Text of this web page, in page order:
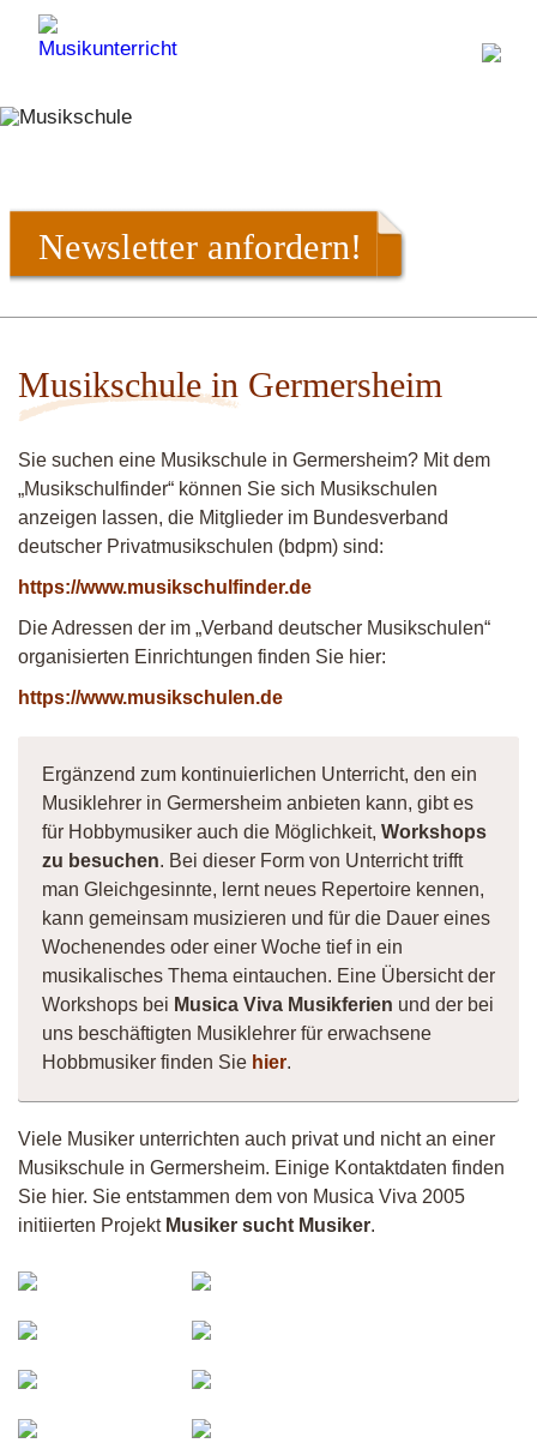
Newsletter anfordern!
Musikschule in Germersheim
Sie suchen eine Musikschule in Germersheim? Mit dem
„Musikschulfinder“ können Sie sich Musikschulen
anzeigen lassen, die Mitglieder im Bundesverband
deutscher Privatmusikschulen (bdpm) sind:
https://www.musikschulfinder.de
Die Adressen der im „Verband deutscher Musikschulen“
organisierten Einrichtungen finden Sie hier:
https://www.musikschulen.de
Ergänzend zum kontinuierlichen Unterricht, den ein
Musiklehrer in Germersheim anbieten kann, gibt es
für Hobbymusiker auch die Möglichkeit, Workshops
zu besuchen. Bei dieser Form von Unterricht trifft
man Gleichgesinnte, lernt neues Repertoire kennen,
kann gemeinsam musizieren und für die Dauer eines
Wochenendes oder einer Woche tief in ein
musikalisches Thema eintauchen. Eine Übersicht der
Workshops bei Musica Viva Musikferien und der bei
uns beschäftigten Musiklehrer für erwachsene
Hobbmusiker finden Sie hier.
Viele Musiker unterrichten auch privat und nicht an einer
Musikschule in Germersheim. Einige Kontaktdaten finden
Sie hier. Sie entstammen dem von Musica Viva 2005
initiierten Projekt Musiker sucht Musiker.